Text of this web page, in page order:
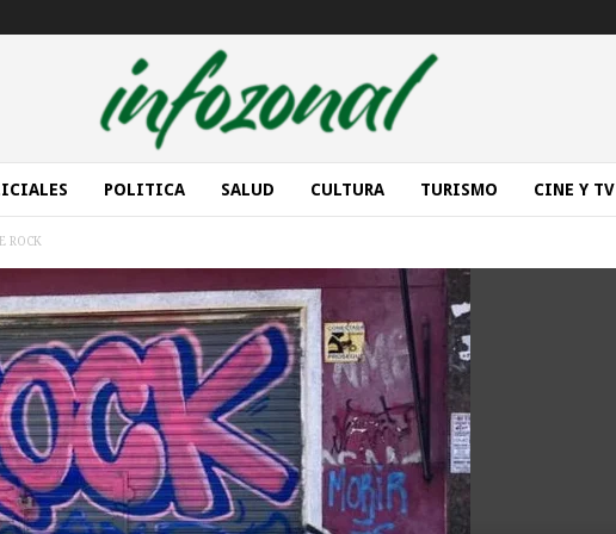
POLITICA SALUD CULTURA TURISMO CINE Y TV
ROCK